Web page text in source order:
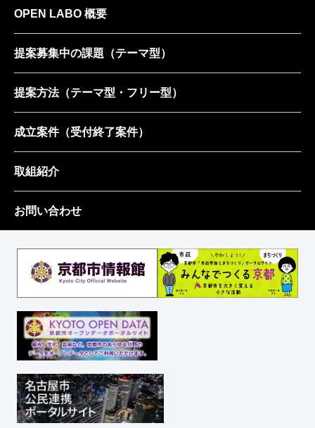
OPEN LABO 概要
提案募集中の課題 （テーマ型）
提案方法（テーマ型・フリー型）
成立案件（受付終了案件）
取組紹介
お問い合わせ